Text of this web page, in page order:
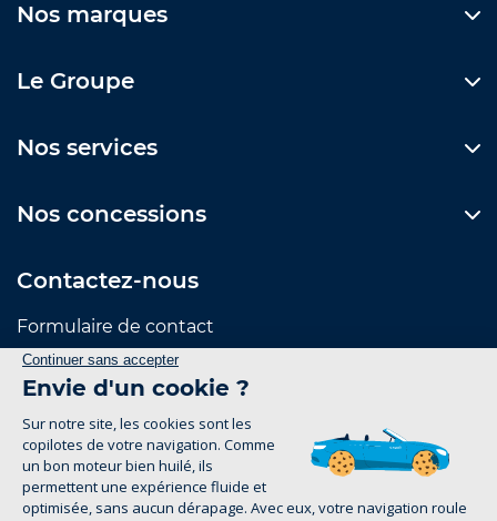
Nos marques
Le Groupe
Nos services
Nos concessions
Contactez-nous
Formulaire de contact
Suivez-nous
Mentions Légales
Politique de confidentialité
1